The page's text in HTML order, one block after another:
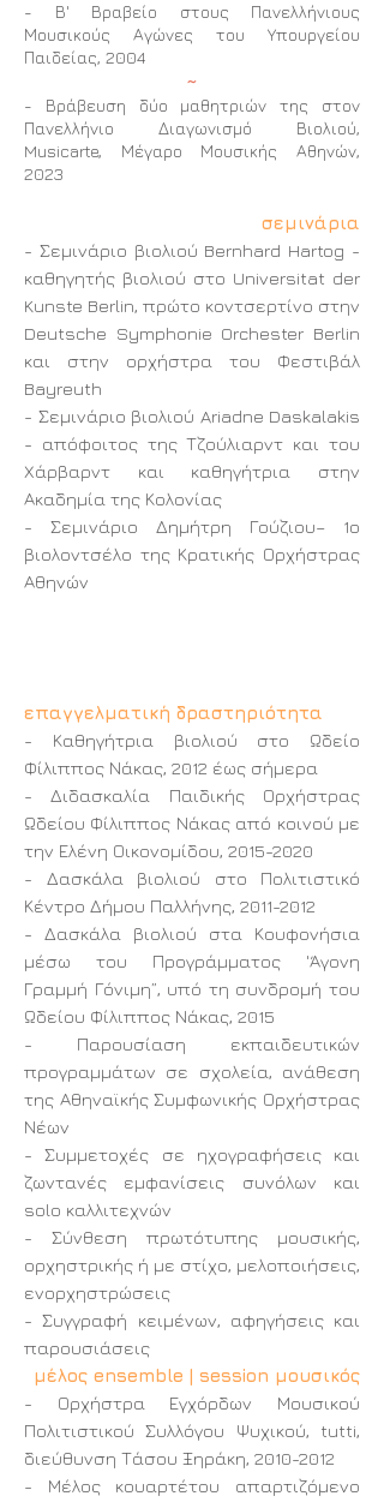
- Β' Βραβείο στους Πανελλήνιους
Μουσικούς Αγώνες του Υπουργείου
Παιδείας, 2004
~
- Βράβευση δύο μαθητριών της στον
Πανελλήνιο Διαγωνισμό Βιολιού,
Musicarte, Μέγαρο Μουσικής Αθηνών,
2023
σεμινάρια
- Σεμινάριο βιολιού Bernhard Hartog -
καθηγητής βιολιού στο Universitat der
Kunste Berlin, πρώτο κοντσερτίνο στην
Deutsche Symphonie Orchester Berlin
και στην ορχήστρα του Φεστιβάλ
Bayreuth
- Σεμινάριο βιολιού Ariadne Daskalakis
- απόφοιτος της Τζούλιαρντ και του
Χάρβαρντ και καθηγήτρια στην
Ακαδημία της Κολονίας
- Σεμινάριο Δημήτρη Γούζιου– 1ο
βιολοντσέλο της Κρατικής Ορχήστρας
Αθηνών
επαγγελματική δραστηριότητα
- Καθηγήτρια βιολιού στο Ωδείο
Φίλιππος Νάκας, 2012 έως σήμερα
- Διδασκαλία Παιδικής Ορχήστρας
Ωδείου Φίλιππος Νάκας από κοινού με
την Ελένη Οικονομίδου, 2015-2020
- Δασκάλα βιολιού στο Πολιτιστικό
Κέντρο Δήμου Παλλήνης, 2011-2012
- Δασκάλα βιολιού στα Κουφονήσια
μέσω του Προγράμματος 'Άγονη
Γραμμή Γόνιμη”, υπό τη συνδρομή του
Ωδείου Φίλιππος Νάκας, 2015
- Παρουσίαση εκπαιδευτικών
προγραμμάτων σε σχολεία, ανάθεση
της Αθηναϊκής Συμφωνικής Ορχήστρας
Νέων
- Συμμετοχές σε ηχογραφήσεις και
ζωντανές εμφανίσεις συνόλων και
solo καλλιτεχνών
- Σύνθεση πρωτότυπης μουσικής,
ορχηστρικής ή με στίχο, μελοποιήσεις,
ενορχηστρώσεις
- Συγγραφή κειμένων, αφηγήσεις και
παρουσιάσεις
μέλος ensemble | session μουσικός
- Ορχήστρα Εγχόρδων Μουσικού
Πολιτιστικού Συλλόγου Ψυχικού, tutti,
διεύθυνση Τάσου Ξηράκη, 2010-2012
- Μέλος κουαρτέτου απαρτιζόμενο